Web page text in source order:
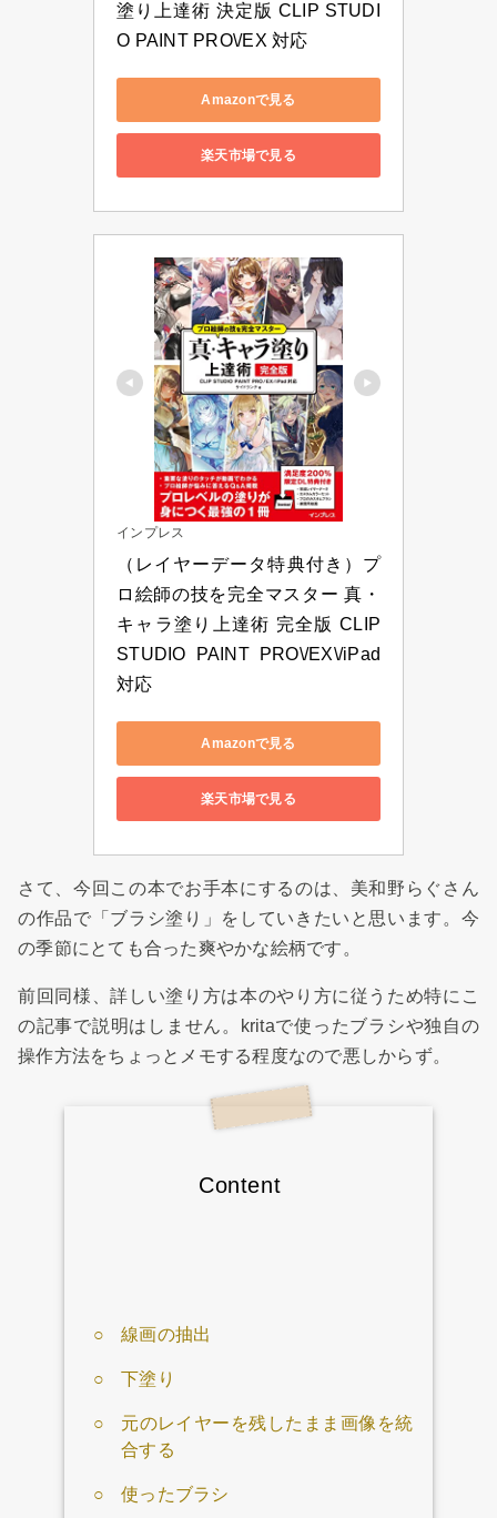
塗り上達術 決定版 CLIP STUDI
O PAINT PRO\/EX 対応
Amazonで見る
楽天市場で見る
インプレス
（レイヤーデータ特典付き）プ
ロ絵師の技を完全マスター 真・
キャラ塗り上達術 完全版 CLIP
STUDIO PAINT PRO\/EX\/iPad
対応
Amazonで見る
楽天市場で見る
さて、今回この本でお手本にするのは、美和野らぐさん
の作品で「ブラシ塗り」をしていきたいと思います。今
の季節にとても合った爽やかな絵柄です。
前回同様、詳しい塗り方は本のやり方に従うため特にこ
の記事で説明はしません。kritaで使ったブラシや独自の
操作方法をちょっとメモする程度なので悪しからず。
Content
線画の抽出
下塗り
元のレイヤーを残したまま画像を統
合する
使ったブラシ